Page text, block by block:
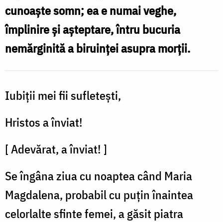
cunoaște somn; ea e numai veghe,
împlinire și așteptare, întru bucuria
nemărginită a biruinței asupra morții.
Iubiții mei fii sufletești,
Hristos a înviat!
[ Adevărat, a înviat! ]
Se îngâna ziua cu noaptea când Maria
Magdalena, probabil cu puțin înaintea
celorlalte sfinte femei, a găsit piatra